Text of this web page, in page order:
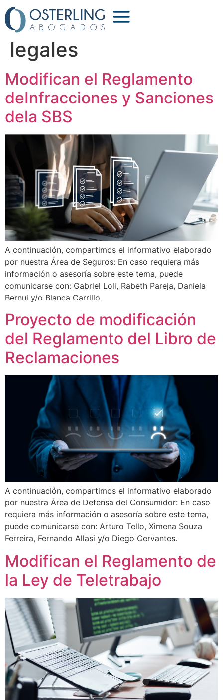
Categoría:Alertas
legales
Modifican el Reglamento
deInfracciones y Sanciones
dela SBS
A continuación, compartimos el informativo elaborado
por nuestra Área de Seguros: En caso requiera más
información o asesoría sobre este tema, puede
comunicarse con: Gabriel Loli, Rabeth Pareja, Daniela
Bernui y/o Blanca Carrillo.
Proyecto de modificación
del Reglamento del Libro de
Reclamaciones
A continuación, compartimos el informativo elaborado
por nuestra Área de Defensa del Consumidor: En caso
requiera más información o asesoría sobre este tema,
puede comunicarse con: Arturo Tello, Ximena Souza
Ferreira, Fernando Allasi y/o Diego Cervantes.
Modifican el Reglamento de
la Ley de Teletrabajo